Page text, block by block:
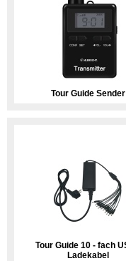
Tour Guide Sender
Tour Guide 10 - fach
Ladekabel